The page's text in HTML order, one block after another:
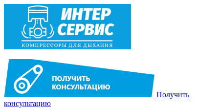
Получить
консультацию